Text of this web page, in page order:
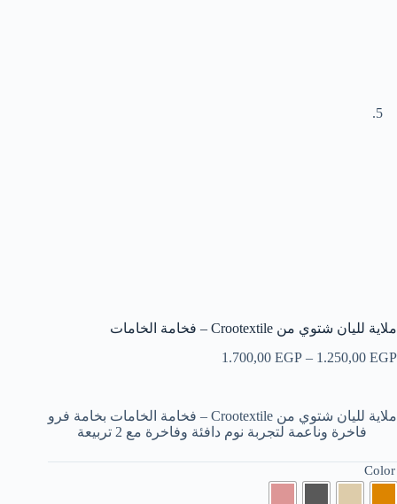
ملاية لليان شتوي من Crootextile – فخامة الخامات
1.250,00 EGP
–
1.700,00 EGP
خلالملاية لليان شتوي من Crootextile – فخامة الخامات بخامة فرو
فاخرة وناعمة لتجربة نوم دافئة وفاخرة مع 2 تربيعة
Color